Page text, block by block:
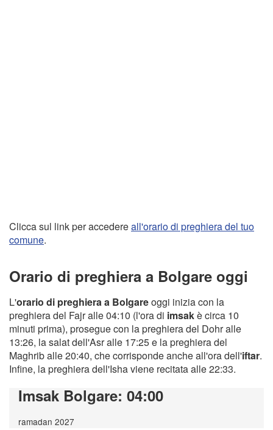
Clicca sul link per accedereall'orario di preghiera del tuo
comune.
Orario di preghiera a Bolgare oggi
L'orario di preghiera a Bolgareoggi inizia con la
preghiera del Fajr alle 04:10 (l'ora di imsakè circa 10
minuti prima), prosegue con la preghiera del Dohr alle
13:26, la salat dell'Asr alle 17:25 e la preghiera del
Maghrib alle 20:40, che corrisponde anche all'ora dell'iftar.
Infine, la preghiera dell'Isha viene recitata alle 22:33.
Imsak Bolgare: 04:00
ramadan 2027